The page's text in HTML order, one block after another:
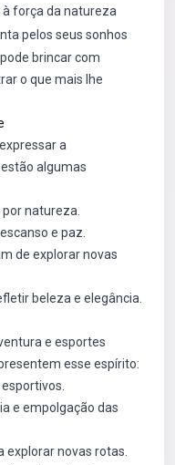
força da natureza
pelos seus sonhos
brincar com
o que mais lhe
a
algumas
natureza.
e paz.
de explorar novas
beleza e elegância.
e esportes
esse espírito:
e empolgação das
explorar novas rotas.